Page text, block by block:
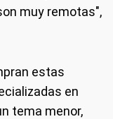
muy remotas",
estas
en
tema menor,